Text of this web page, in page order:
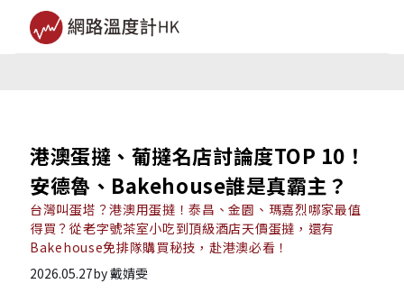
港澳蛋撻、葡撻名店討論度TOP 10！
安德魯、Bakehouse誰是真霸主？
台灣叫蛋塔？港澳用蛋撻！泰昌、金園、瑪嘉烈哪家最值
得買？從老字號茶室小吃到頂級酒店天價蛋撻，還有
Bakehouse免排隊購買秘技，赴港澳必看！
2026.05.27by戴婧雯